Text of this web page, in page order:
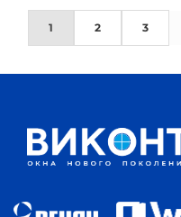
1 2 3